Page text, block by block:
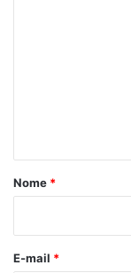
r
*
Nome *
E-mail *